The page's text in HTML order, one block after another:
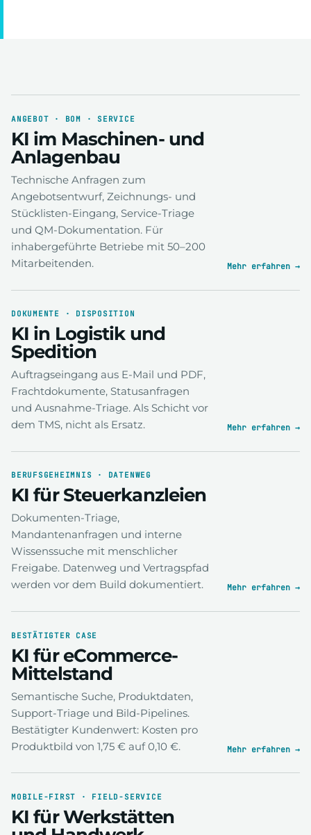
ANGEBOT · BOM · SERVICE
KI im Maschinen- und
Anlagenbau
Technische Anfragen zum
Angebotsentwurf, Zeichnungs- und
Stücklisten-Eingang, Service-Triage
und QM-Dokumentation. Für
inhabergeführte Betriebe mit 50–200
Mitarbeitenden.
Mehr erfahren →
DOKUMENTE · DISPOSITION
KI in Logistik und
Spedition
Auftragseingang aus E-Mail und PDF,
Frachtdokumente, Statusanfragen
und Ausnahme-Triage. Als Schicht vor
dem TMS, nicht als Ersatz.
Mehr erfahren →
BERUFSGEHEIMNIS · DATENWEG
KI für Steuerkanzleien
Dokumenten-Triage,
Mandantenanfragen und interne
Wissenssuche mit menschlicher
Freigabe. Datenweg und Vertragspfad
werden vor dem Build dokumentiert.
Mehr erfahren →
BESTÄTIGTER CASE
KI für eCommerce-
Mittelstand
Semantische Suche, Produktdaten,
Support-Triage und Bild-Pipelines.
Bestätigter Kundenwert: Kosten pro
Produktbild von 1,75 € auf 0,10 €.
Mehr erfahren →
MOBILE-FIRST · FIELD-SERVICE
KI für Werkstätten